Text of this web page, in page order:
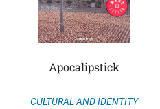
Apocalipstick
CULTURAL AND IDENTITY